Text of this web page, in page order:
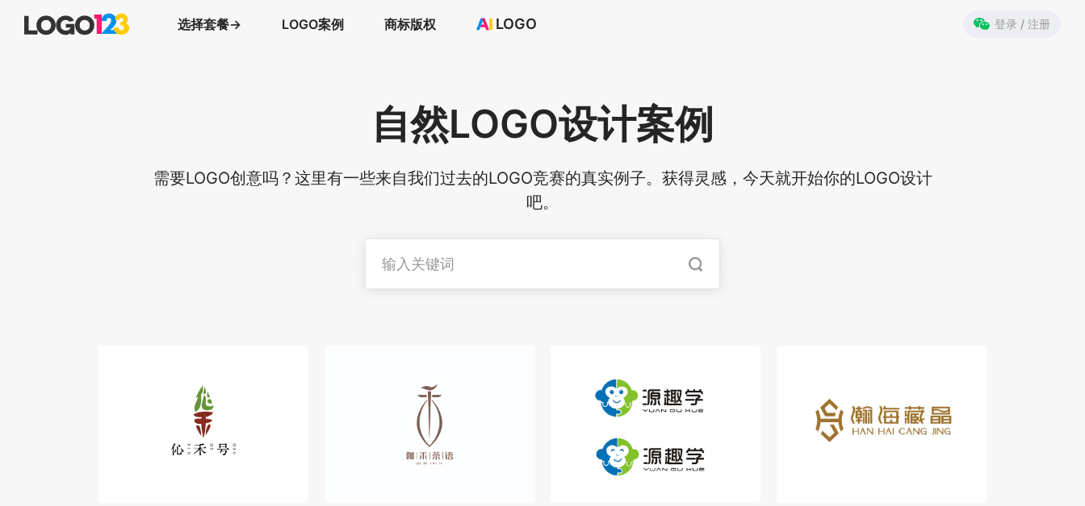
选择套餐→ LOGO案例 商标版权 LOGO 登录 / 注册
商标版权
LOGO
自然LOGO设计案例
需要LOGO创意吗？这里有一些来自我们过去的LOGO竞赛的真实例子。获得灵感，今天就开始你的LOGO设计
吧。